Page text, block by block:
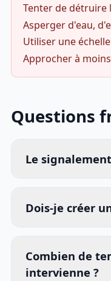
Tenter de détruire
Asperger d'eau,
Utiliser une
Approcher à
Questions
Le
Dois-je créer
Combien de
intervienne ?